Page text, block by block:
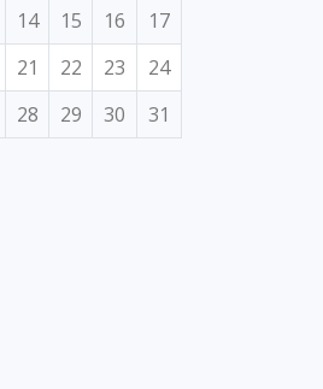
14 15 16
17
21 22 23
24
28 29 30 31